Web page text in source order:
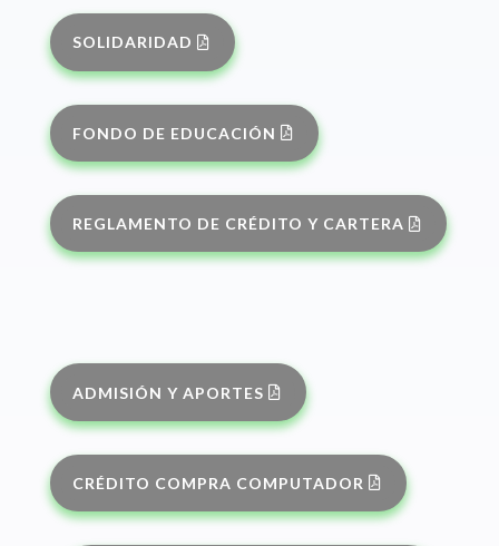
SOLIDARIDAD
FONDO DE EDUCACIÓN
REGLAMENTO DE CRÉDITO Y CARTERA
ADMISIÓN Y APORTES
CRÉDITO COMPRA COMPUTADOR